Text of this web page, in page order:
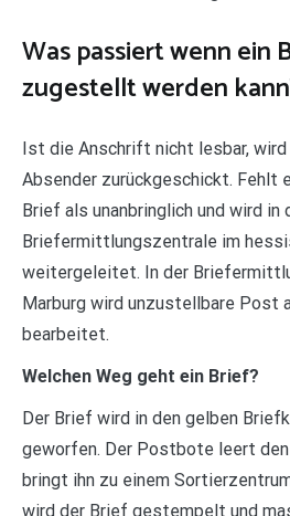
Was passiert wenn ein
zugestellt werden
Ist die Anschrift nicht lesbar, wird
Absender zurückgeschickt. Fehlt
Brief als unanbringlich und wird in
Briefermittlungszentrale im
weitergeleitet. In der
Marburg wird unzustellbare Post
bearbeitet.
Welchen Weg geht ein Brief?
Der Brief wird in den gelben
geworfen. Der Postbote leert
bringt ihn zu einem
wird der Brief gestempelt und